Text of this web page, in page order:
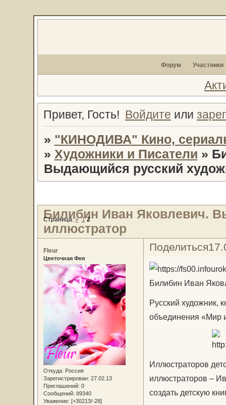
Форум Участники
Привет, Гость! Войдите или
» "КИНОДИВА" Кино,
» Художники и Писатели »
Выдающийся русский
Билибин Иван Яковлевич.
иллюстратор
Страница:« 1 2
Поделиться
Fleur
Цветочная Фея
Откуда: Россия
Зарегистрирован: 27.02.13
Приглашений: 0
Сообщений: 89340
Уважение: [+30213/-28]
Билибин Иван
Русский художник,
объединения «Мир
Иллюстраторов
иллюстраторов –
создать детскую